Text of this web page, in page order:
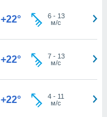
+22° 6- 13
м/с
+22° 7- 13
м/с
+22° 4- 11
м/с